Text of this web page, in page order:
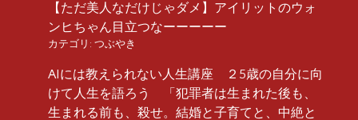
【ただ美人なだけじゃダメ】アイリットのウォ
ンヒちゃん目立つなーーーーー
カテゴリ: つぶやき
AIには教えられない人生講座 ２5歳の自分に向
けて人生を語ろう 「犯罪者は生まれた後も、
生まれる前も、殺せ。結婚と子育てと、中絶と